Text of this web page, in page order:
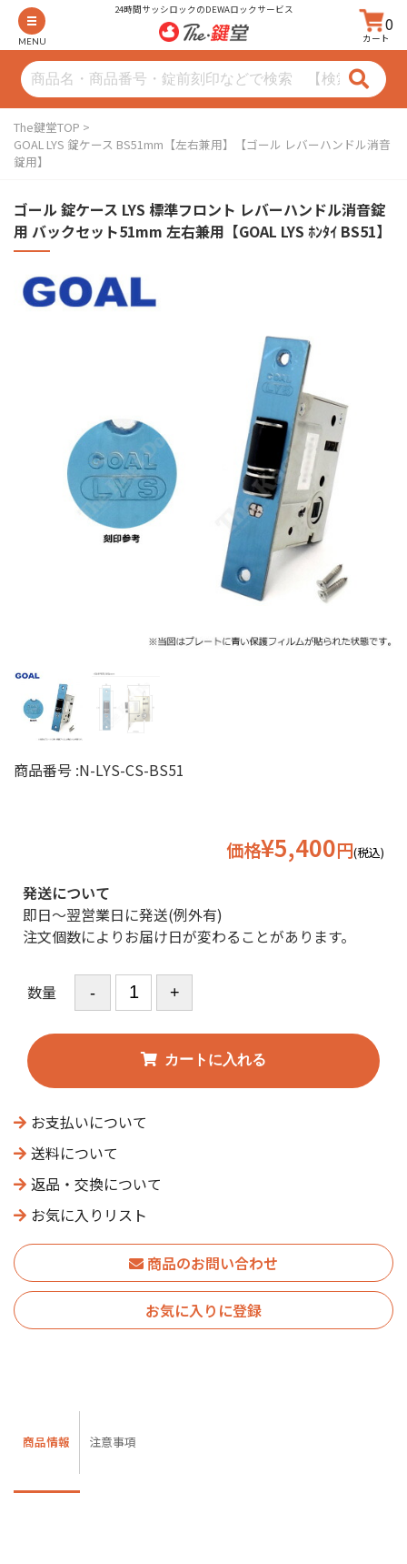
MENU
24時間サッシロックのDEWAロックサービス
0
カート
The鍵堂TOP
GOAL LYS 錠ケース BS51mm【左右兼用】【ゴール レバーハンドル消音
錠用】
ゴール 錠ケース LYS 標準フロント レバーハンドル消音錠
用 バックセット51mm 左右兼用【GOAL LYS ﾎﾝﾀｲ BS51】
商品番号 :N-LYS-CS-BS51
価格¥5,400円(税込)
発送について
即日〜翌営業日に発送(例外有)
注文個数によりお届け日が変わることがあります。
数量
お支払いについて
送料について
返品・交換について
お気に入りリスト
商品のお問い合わせ
お気に入りに登録
商品情報 注意事項